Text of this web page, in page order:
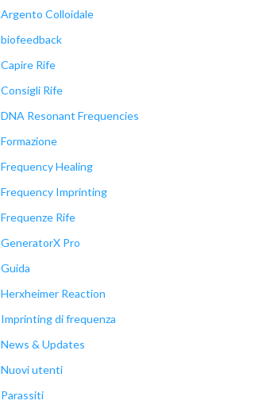
Argento Colloidale
biofeedback
Capire Rife
Consigli Rife
DNA Resonant Frequencies
Formazione
Frequency Healing
Frequency Imprinting
Frequenze Rife
GeneratorX Pro
Guida
Herxheimer Reaction
Imprinting di frequenza
News & Updates
Nuovi utenti
Parassiti